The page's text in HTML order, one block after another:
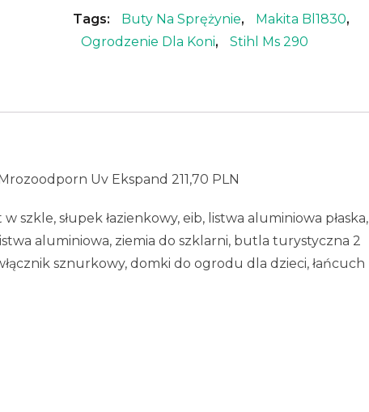
Tags: Buty Na Sprężynie, Makita Bl1830,
Ogrodzenie Dla Koni, Stihl Ms 290
Uv Ekspand 211,70 PLN
szkle, słupek łazienkowy, eib, listwa aluminiowa płaska,
aluminiowa, ziemia do szklarni, butla turystyczna 2
sznurkowy, domki do ogrodu dla dzieci, łańcuch